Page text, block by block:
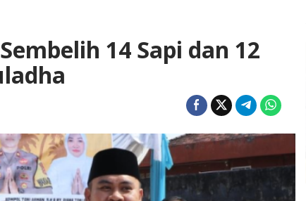
14 Sapi dan 12